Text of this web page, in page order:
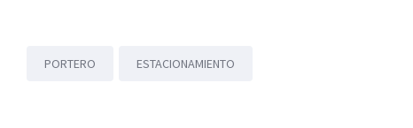
PORTERO ESTACIONAMIENTO